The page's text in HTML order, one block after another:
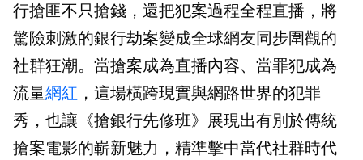
行搶匪不只搶錢，還把犯案過程全程直播，將
驚險刺激的銀行劫案變成全球網友同步圍觀的
社群狂潮。當搶案成為直播內容、當罪犯成為
流量網紅 ，這場橫跨現實與網路世界的犯罪
秀，也讓《搶銀行先修班》展現出有別於傳統
搶案電影的嶄新魅力，精準擊中當代社群時代